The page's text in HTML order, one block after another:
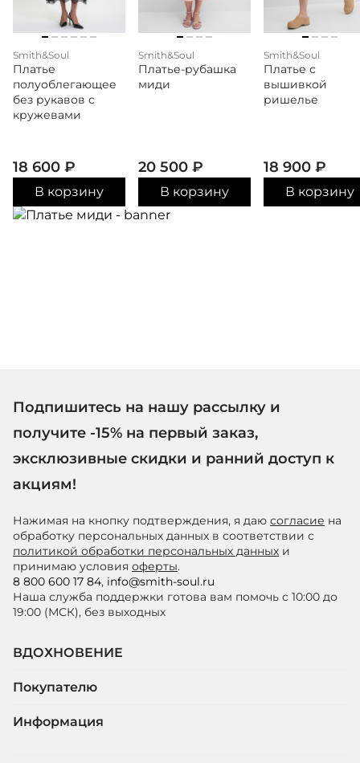
Smith&Soul
Платье
полуоблегающее
без рукавов с
кружевами
18 600 ₽
В корзину
Smith&Soul
Платье-рубашка
миди
20 500 ₽
В корзину
Smith&Soul
Платье с
вышивкой
ришелье
18 900 ₽
В корзину
Подпишитесь на нашу рассылку и
получите -15% на первый заказ,
эксклюзивные скидки и ранний доступ к
акциям!
Нажимая на кнопку подтверждения, я даю согласие на
обработку персональных данных в соответствии с
политикой обработки персональных данных и
принимаю условия оферты.
8 800 600 17 84, info@smith-soul.ru
Наша служба поддержки готова вам помочь с 10:00 до
19:00 (МСК), без выходных
ВДОХНОВЕНИЕ
Покупателю
Информация